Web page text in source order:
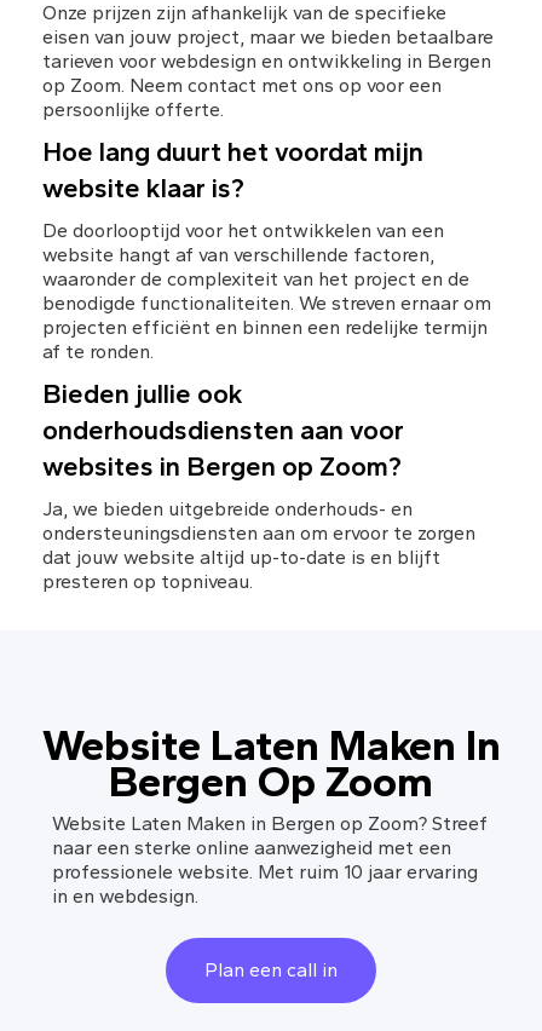
Onze prijzen zijn afhankelijk van de specifieke
eisen van jouw project, maar we bieden betaalbare
tarieven voor webdesign en ontwikkeling in Bergen
op Zoom. Neem contact met ons op voor een
persoonlijke offerte.
Hoe lang duurt het voordat mijn
website klaar is?
De doorlooptijd voor het ontwikkelen van een
website hangt af van verschillende factoren,
waaronder de complexiteit van het project en de
benodigde functionaliteiten. We streven ernaar om
projecten efficiënt en binnen een redelijke termijn
af te ronden.
Bieden jullie ook
onderhoudsdiensten aan voor
websites in Bergen op Zoom?
Ja, we bieden uitgebreide onderhouds- en
ondersteuningsdiensten aan om ervoor te zorgen
dat jouw website altijd up-to-date is en blijft
presteren op topniveau.
Website Laten Maken In
Bergen Op Zoom
Website Laten Maken in Bergen op Zoom? Streef
naar een sterke online aanwezigheid met een
professionele website. Met ruim 10 jaar ervaring
in en webdesign.
Plan een call in